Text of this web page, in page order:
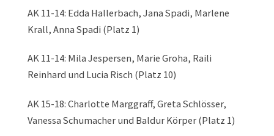
AK 11-14: Edda Hallerbach, Jana Spadi, Marlene
Krall, Anna Spadi (Platz 1)
AK 11-14: Mila Jespersen, Marie Groha, Raili
Reinhard und Lucia Risch (Platz 10)
AK 15-18: Charlotte Marggraff, Greta Schlösser,
Vanessa Schumacher und Baldur Körper (Platz 1)